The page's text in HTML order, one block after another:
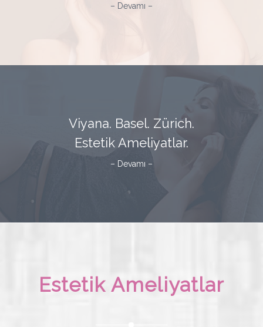
– Devamı –
Viyana. Basel. Zürich.
Estetik Ameliyatlar.
– Devamı –
Estetik Ameliyatlar